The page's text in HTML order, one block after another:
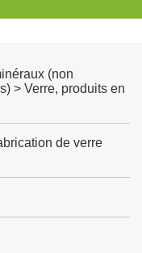
(non
> Verre, produits en
de verre